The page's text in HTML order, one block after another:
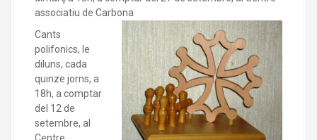
associatiu de Carbona
Cants
polifonics, le
diluns, cada
quinze jorns, a
18h, a comptar
del 12 de
setembre, al